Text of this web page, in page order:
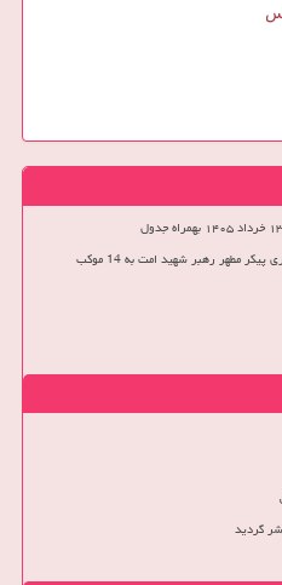
مطهر رهبر شهید امت به 14 موکب
گردید